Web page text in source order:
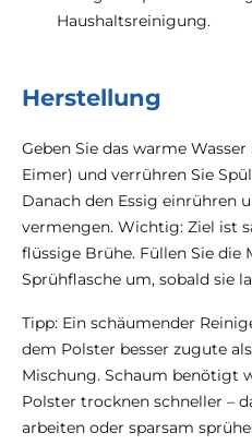
Haushaltsreinigung.
Herstellung
Geben Sie das warme
Eimer) und verrühren Sie
Danach den Essig einrühren
vermengen. Wichtig: Ziel ist
flüssige Brühe. Füllen Sie die
Sprühflasche um, sobald sie
Tipp: Ein schäumender
dem Polster besser zugute
Mischung. Schaum benötigt
Polster trocknen schneller –
arbeiten oder sparsam